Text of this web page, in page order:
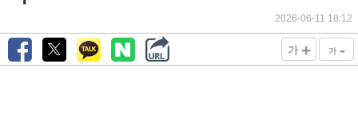
2026-06-11 18:12
가 + 가 -